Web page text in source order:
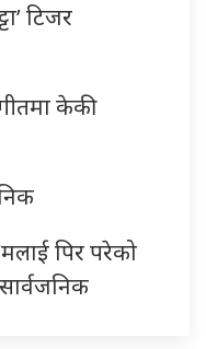
टिजर
केकी
पिर परेको